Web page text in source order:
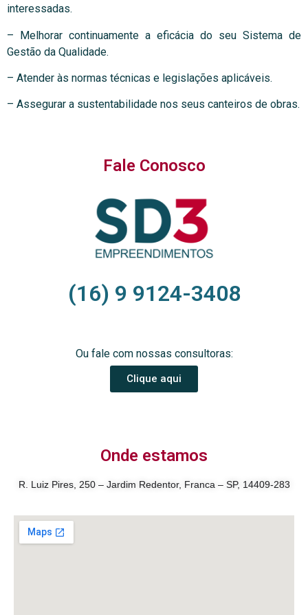
interessadas.
– Melhorar continuamente a eficácia do seu Sistema de
Gestão da Qualidade.
– Atender às normas técnicas e legislações aplicáveis.
– Assegurar a sustentabilidade nos seus canteiros de obras.
Fale Conosco
(16) 9 9124-3408
Ou fale com nossas consultoras:
Clique aqui
Onde estamos
R. Luiz Pires, 250 – Jardim Redentor, Franca – SP, 14409-283